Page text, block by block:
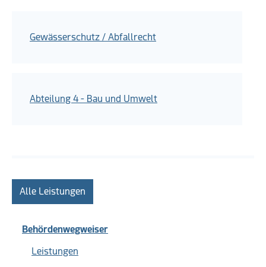
Gewässerschutz / Abfallrecht
Abteilung 4 - Bau und Umwelt
Alle Leistungen
Behördenwegweiser
Leistungen